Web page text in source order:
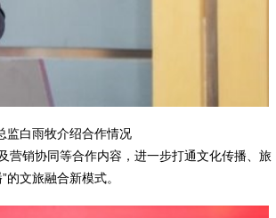
监白雨牧介绍合作情况
营销协同等合作内容，进一步打通文化传播、旅
文旅融合新模式。